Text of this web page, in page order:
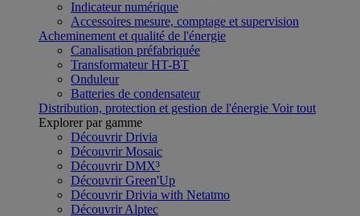
Indicateur numérique
Accessoires mesure, comptage et supervision
Acheminement et qualité de l'énergie
Canalisation préfabriquée
Transformateur HT-BT
Onduleur
Batteries de condensateur
Distribution, protection et gestion de l'énergie Voir tout
Explorer par gamme
Découvrir Drivia
Découvrir Mosaic
Découvrir DMX³
Découvrir Green'Up
Découvrir Drivia with Netatmo
Découvrir Alptec